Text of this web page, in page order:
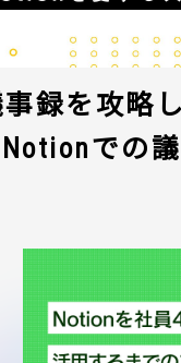
録を攻略
での